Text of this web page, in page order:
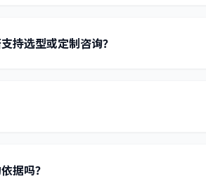
持选型或定制咨询？
据吗？